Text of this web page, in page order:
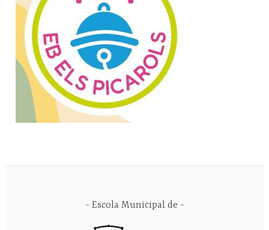
Escola Municipal de